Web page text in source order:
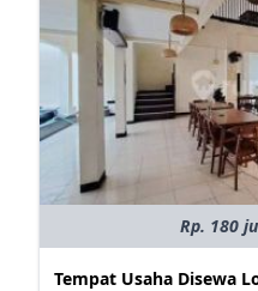
Rp. 180
Tempat Usaha Disewa